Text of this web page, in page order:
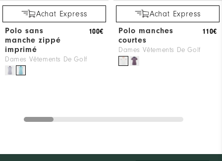
Achat Express
Polo sans
manche zippé
imprimé
Dames Vêtements De Golf
100€
Achat Express
Polo manches
courtes
Dames Vêtements De Golf
110€